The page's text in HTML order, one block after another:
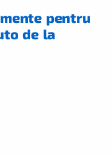
pentru
de la